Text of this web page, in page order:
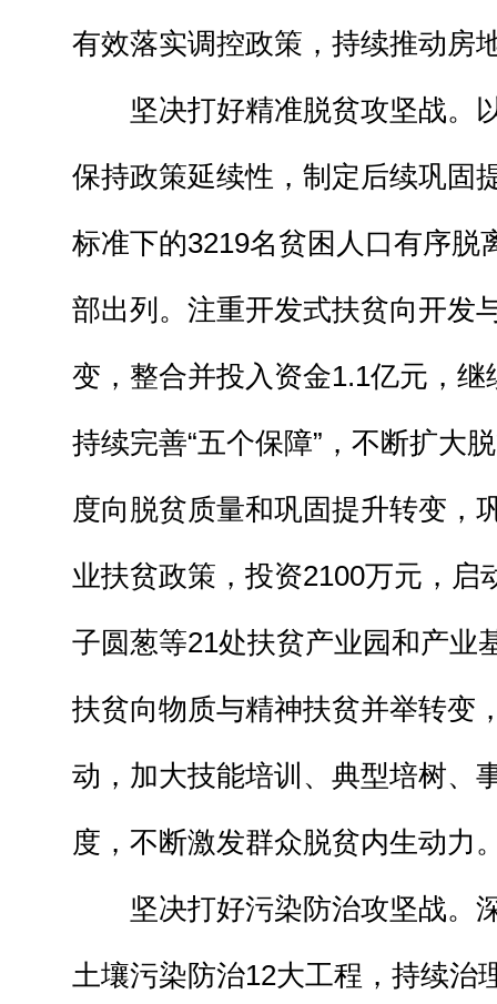
有效落实调控政策，持续推动房
坚决打好精准脱贫攻坚战。以
保持政策延续性，制定后续巩固
标准下的3219名贫困人口有序脱
部出列。注重开发式扶贫向开发
变，整合并投入资金1.1亿元，继
持续完善“五个保障”，不断扩大
度向脱贫质量和巩固提升转变，
业扶贫政策，投资2100万元，启
子圆葱等21处扶贫产业园和产业
扶贫向物质与精神扶贫并举转变
动，加大技能培训、典型培树、
度，不断激发群众脱贫内生动力
坚决打好污染防治攻坚战。
土壤污染防治12大工程，持续治